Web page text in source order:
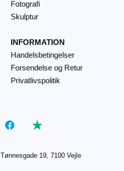
Fotografi
Skulptur
INFORMATION
Handelsbetingelser
Forsendelse og Retur
Privatlivspolitik
Tønnesgade 19, 7100 Vejle